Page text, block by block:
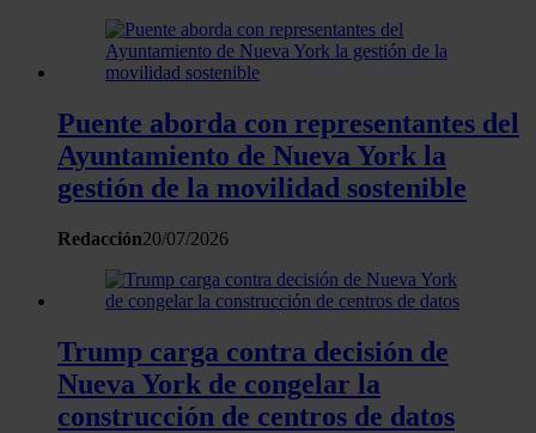
Puente aborda con representantes del
Ayuntamiento de Nueva York la
gestión de la movilidad sostenible
Redacción20/07/2026
Trump carga contra decisión de
Nueva York de congelar la
construcción de centros de datos